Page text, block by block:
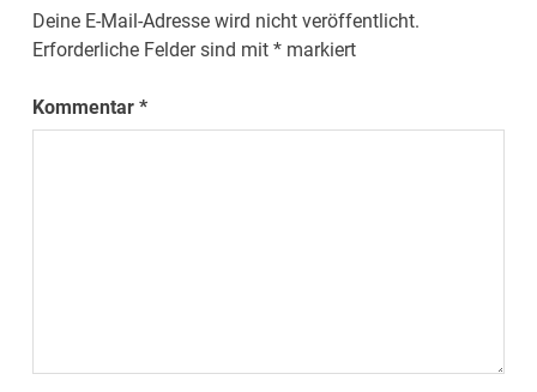
Deine E-Mail-Adresse wird nicht veröffentlicht.
Erforderliche Felder sind mit* markiert
Kommentar*